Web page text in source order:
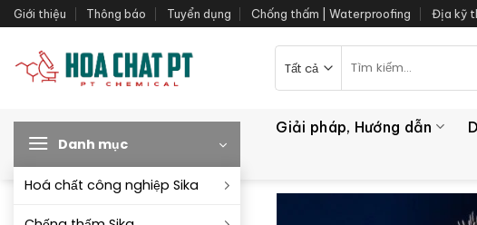
Bỏ
qua
dung
Giới thiệu Thông báo Tuyển dụng Chống thấm | Waterproofing Địa kỹ
kiếm:
Danh mục
Hoá chất công nghiệp Sika
Giải pháp, Hướng dẫn